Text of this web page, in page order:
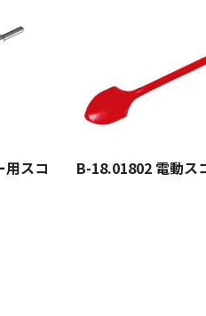
用スコ
B-18.01802 電動ス